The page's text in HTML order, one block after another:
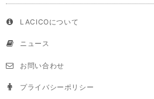
LACICOについて
ニュース
お問い合わせ
プライバシーポリシー